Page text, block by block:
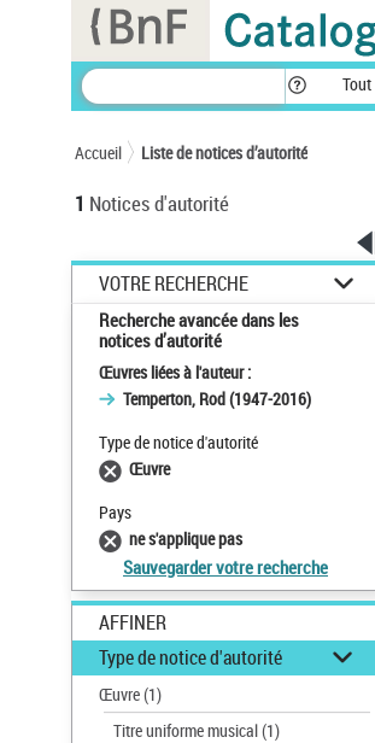
Tout
Accueil Liste de notices d’autorité
1 Notices d'autorité
VOTRE RECHERCHE
Recherche avancée dans les
notices d’autorité
Œuvres liées à l'auteur :
Temperton, Rod (1947-2016)
Type de notice d'autorité
Œuvre
Pays
ne s'applique pas
Sauvegarder votre recherche
AFFINER
Type de notice d'autorité
Œuvre(1)
Titre uniforme musical(1)
Panneau de gestion des cookies